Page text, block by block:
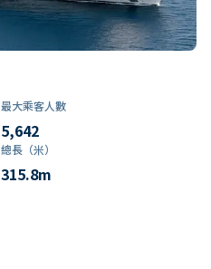
最大乘客人數
5,642
總長（米）
315.8m